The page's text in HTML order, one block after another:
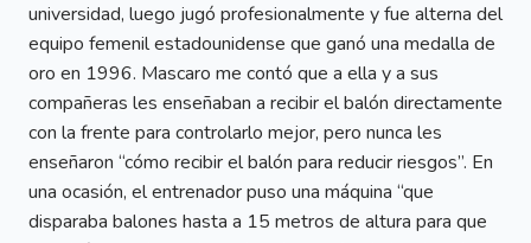
universidad, luego jugó profesionalmente y fue alterna del
equipo femenil estadounidense que ganó una medalla de
oro en 1996. Mascaro me contó que a ella y a sus
compañeras les enseñaban a recibir el balón directamente
con la frente para controlarlo mejor, pero nunca les
enseñaron “cómo recibir el balón para reducir riesgos”. En
una ocasión, el entrenador puso una máquina “que
disparaba balones hasta a 15 metros de altura para que